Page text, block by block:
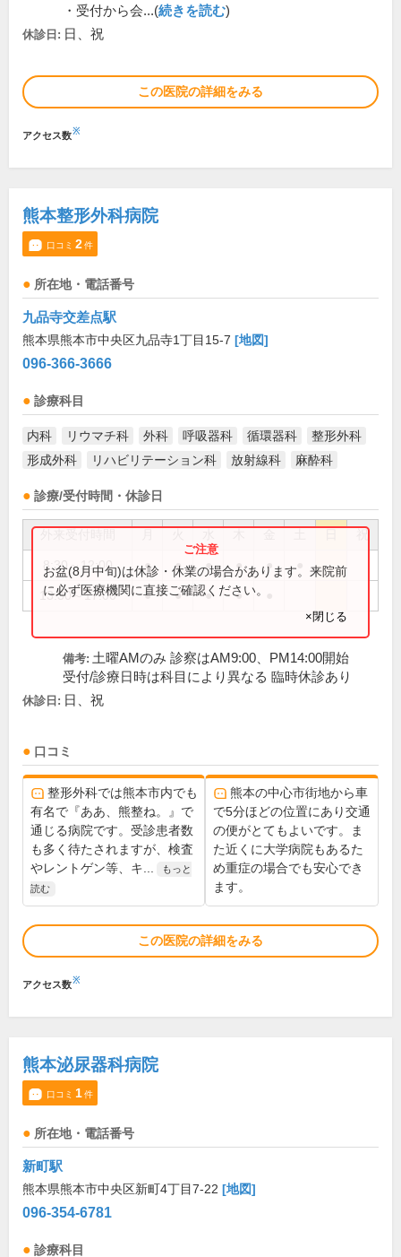
・受付から会...(続きを読む)
休診日: 日、祝
この医院の詳細をみる
アクセス数※
熊本整形外科病院
口コミ 2件
所在地・電話番号
九品寺交差点駅
熊本県熊本市中央区九品寺1丁目15-7 [地図]
096-366-3666
診療科目
内科 リウマチ科 外科 呼吸器科 循環器科
整形外科
形成外科
リハビリテーション科 放射線科 麻酔科
診療/受付時間・休診日
祝
8:30～12:00 ● ● ● ● ●
13:30～17:00 ● ● ● ●
お盆(8月中旬)は休診・休業の場合があります。来院前
に必ず医療機関に直接ご確認ください。
×閉じる
備考: 土曜AMのみ 診察はAM9:00、PM14:00開始
受付/診療日時は科目により異なる 臨時休診あり
休診日: 日、祝
口コミ
整形外科では熊本市内でも
有名で『ああ、熊整ね。』で
通じる病院です。受診患者数
も多く待たされますが、検査
やレントゲン等、キ...
もっと
読む
熊本の中心市街地から車
で5分ほどの位置にあり交通
の便がとてもよいです。ま
た近くに大学病院もあるた
め重症の場合でも安心でき
ます。
この医院の詳細をみる
アクセス数※
熊本泌尿器科病院
口コミ 1件
所在地・電話番号
新町駅
熊本県熊本市中央区新町4丁目7-22 [地図]
096-354-6781
診療科目